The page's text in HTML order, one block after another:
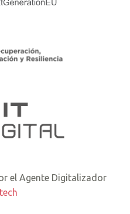
el Agente Digitalizador